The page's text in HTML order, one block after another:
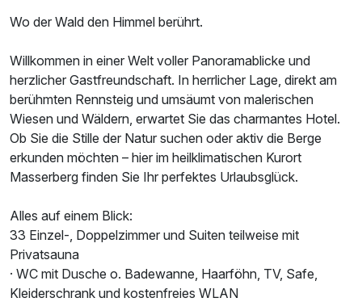
Ausstattung
Für 4 Tage p.P. ab335,00 €
Doppelzimmer Komfort
2 Erwachsene
Wo der Wald den Himmel berührt.
Willkommen in einer Welt voller Panoramablicke und
herzlicher Gastfreundschaft. In herrlicher Lage, direkt am
berühmten Rennsteig und umsäumt von malerischen
Wiesen und Wäldern, erwartet Sie das charmantes Hotel.
Ob Sie die Stille der Natur suchen oder aktiv die Berge
erkunden möchten – hier im heilklimatischen Kurort
Masserberg finden Sie Ihr perfektes Urlaubsglück.
Alles auf einem Blick:
33 Einzel-, Doppelzimmer und Suiten teilweise mit
Privatsauna
· WC mit Dusche o. Badewanne, Haarföhn, TV, Safe,
Kleiderschrank und kostenfreies WLAN